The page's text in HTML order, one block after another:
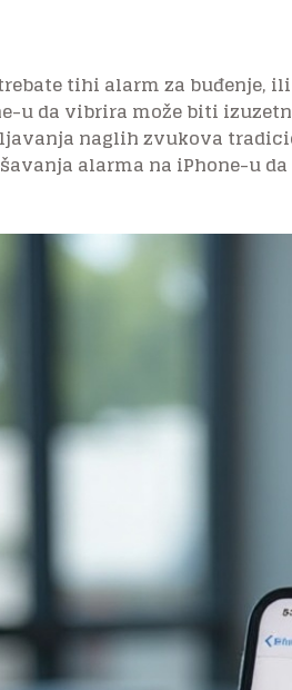
tihi alarm za
u da vibrira može biti
naglih zvukova
alarma na iPhone-u